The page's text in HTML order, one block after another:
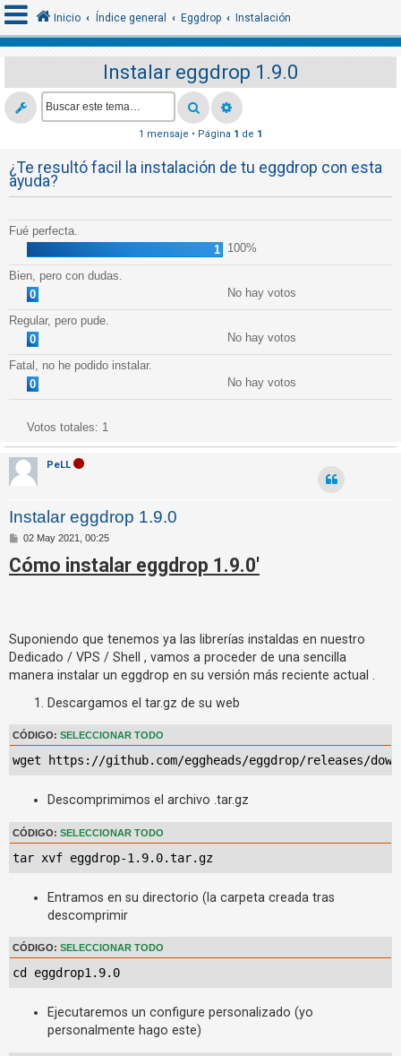
I
d
n
t
i
f
c
r
s
e
g
i
t
r
a
T
m
a
s
n
r
u
e
Inicio Índice general Eggdrop Instalación
Instalar eggdrop 1.9.0
1 mensaje • Página 1 de 1
¿Te resultó facil la instalación de tu eggdrop con esta
ayuda?
Fué perfecta.
1 100%
Bien, pero con dudas.
0
No hay votos
Regular, pero pude.
0
No hay votos
Fatal, no he podido instalar.
0
No hay votos
Votos totales: 1
PeLL
Instalar eggdrop 1.9.0
M
n
s
02 May 2021, 00:25
Cómo instalar eggdrop 1.9.0'
Suponiendo que tenemos ya las librerías instaldas en nuestro
Dedicado / VPS / Shell , vamos a proceder de una sencilla
manera instalar un eggdrop en su versión más reciente actual .
Descargamos el tar.gz de su web
CÓDIGO: SELECCIONAR TODO
wget https://github.com/eggheads/eggdrop/releases/
Descomprimimos el archivo .tar.gz
CÓDIGO: SELECCIONAR TODO
tar xvf eggdrop-1.9.0.tar.gz
Entramos en su directorio (la carpeta creada tras
descomprimir
CÓDIGO: SELECCIONAR TODO
cd eggdrop1.9.0
Ejecutaremos un configure personalizado (yo
personalmente hago este)